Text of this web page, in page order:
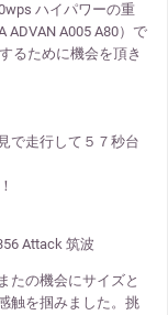
ハイパワーの重
ADVAN A005 A80）で
るために機会を頂き
で走行して５７秒台
Attack 筑波
たの機会にサイズと
触を掴みました。挑